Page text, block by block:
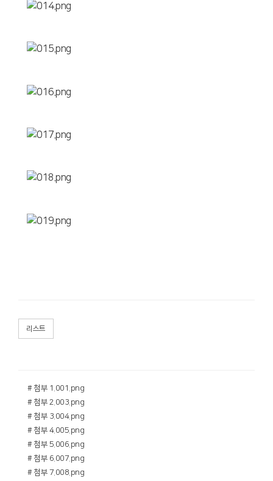
리스트
# 첨부 1.001.png
# 첨부 2.003.png
# 첨부 3.004.png
# 첨부 4.005.png
# 첨부 5.006.png
# 첨부 6.007.png
# 첨부 7.008.png